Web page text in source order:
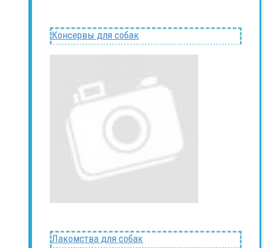
Консервы для собак
Лакомства для собак